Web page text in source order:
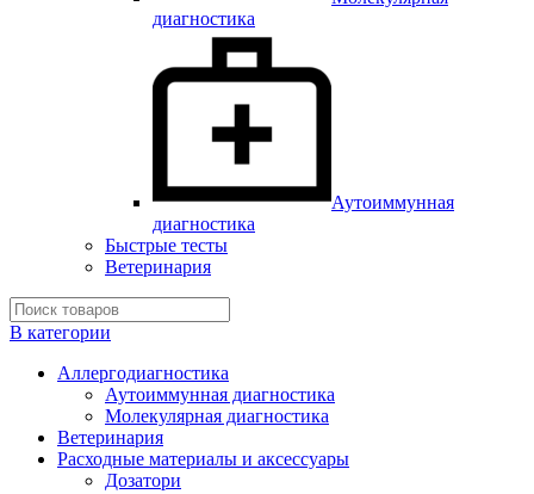
диагностика
Аутоиммунная
диагностика
Быстрые тесты
Ветеринария
В категории
Аллергодиагностика
Аутоиммунная диагностика
Молекулярная диагностика
Ветеринария
Расходные материалы и аксессуары
Дозатори